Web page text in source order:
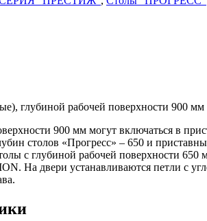
глубиной рабочей поверхности 900 мм
900 мм могут включаться в
столов «Прогресс» – 650 и
с глубиной рабочей поверхности
На двери устанавливаются петли с